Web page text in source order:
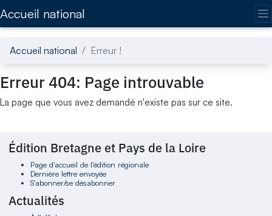
Accueil national
Accueil national Erreur !
Erreur 404: Page introuvable
La page que vous avez demandé n'existe pas sur ce site.
Édition Bretagne et Pays de la Loire
Page d'accueil de l'édition régionale
Dernière lettre envoyée
S'abonner/se désabonner
Actualités